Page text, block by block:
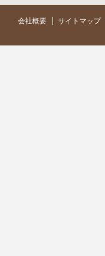
会社概要 サイトマップ